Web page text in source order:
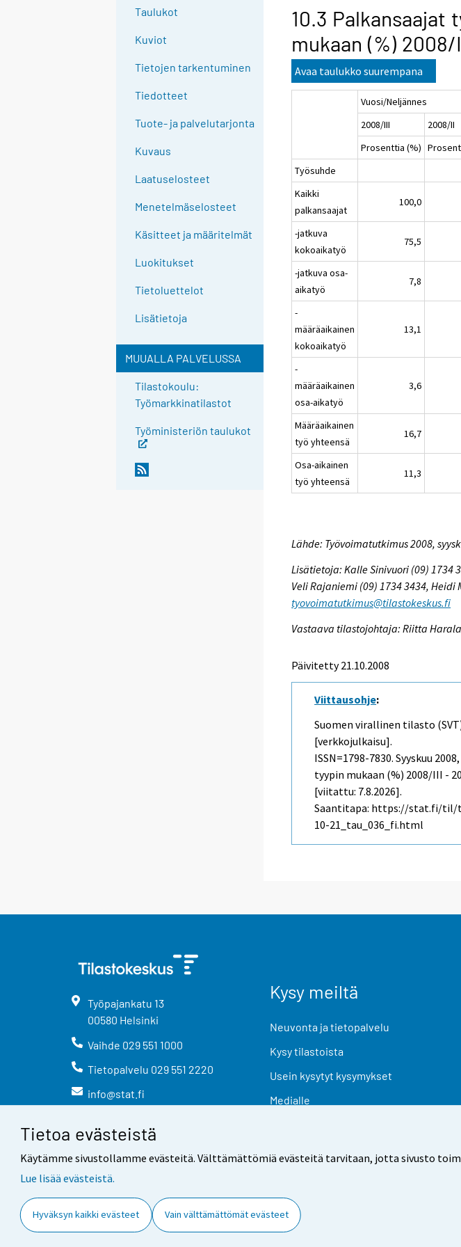
Tietoa evästeistä
Käytämme sivustollamme evästeitä. Välttämättömiä evästeitä tarvitaan, jotta sivusto
Lue lisää evästeistä.
Hyväksyn kaikki evästeet Vain välttämättömät evästeet
Taulukot
Kuviot
Tietojen tarkentuminen
Tiedotteet
Tuote- ja palvelutarjonta
Kuvaus
Laatuselosteet
Menetelmäselosteet
Käsitteet ja määritelmät
Luokitukset
Tietoluettelot
Lisätietoja
MUUALLA PALVELUSSA
Tilastokoulu:
Työmarkkinatilastot
Työministeriön taulukot
10.3 Palkansaajat
mukaan (%)
Avaa taulukko suurempana
Vuosi/Neljännes
2008/III
2008/II
Prosenttia (%)
Työsuhde
Kaikki
palkansaajat
100,0
-jatkuva
kokoaikatyö
75,5
-jatkuva osa-
aikatyö
7,8
-
määräaikainen
kokoaikatyö
13,1
-
määräaikainen
osa-aikatyö
3,6
Määräaikainen
työ yhteensä
16,7
Osa-aikainen
työ yhteensä
11,3
Lähde: Työvoimatutkimus 2008,
Lisätietoja: Kalle Sinivuori (09) 1734
Veli Rajaniemi (09) 1734 3434,
tyovoimatutkimus@tilastokeskus.fi
Vastaava tilastojohtaja: Riitta Harala
Päivitetty 21.10.2008
Viittausohje:
Suomen virallinen tilasto
[verkkojulkaisu].
ISSN=1798-7830.Syyskuu
tyypin mukaan (%) 2008/III -
[viitattu: 7.8.2026].
Saantitapa: https://stat.fi/til/
10-21_tau_036_fi.html
Työpajankatu 13
00580 Helsinki
Vaihde 029 551 1000
Tietopalvelu 029 551 2220
info@stat.fi
Kysy meiltä
Neuvonta ja tietopalvelu
Kysy tilastoista
Usein kysytyt kysymykset
Medialle
Yhteystiedot Palaute